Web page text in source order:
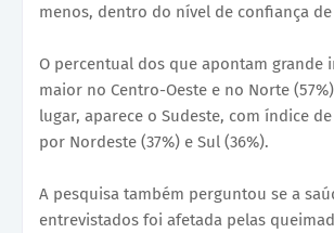
menos, dentro do nível de confiança de
O percentual dos que apontam grande
maior no Centro-Oeste e no Norte
lugar, aparece o Sudeste, com índice
por Nordeste (37%) e Sul (36%).
A pesquisa também perguntou se a
entrevistados foi afetada pelas